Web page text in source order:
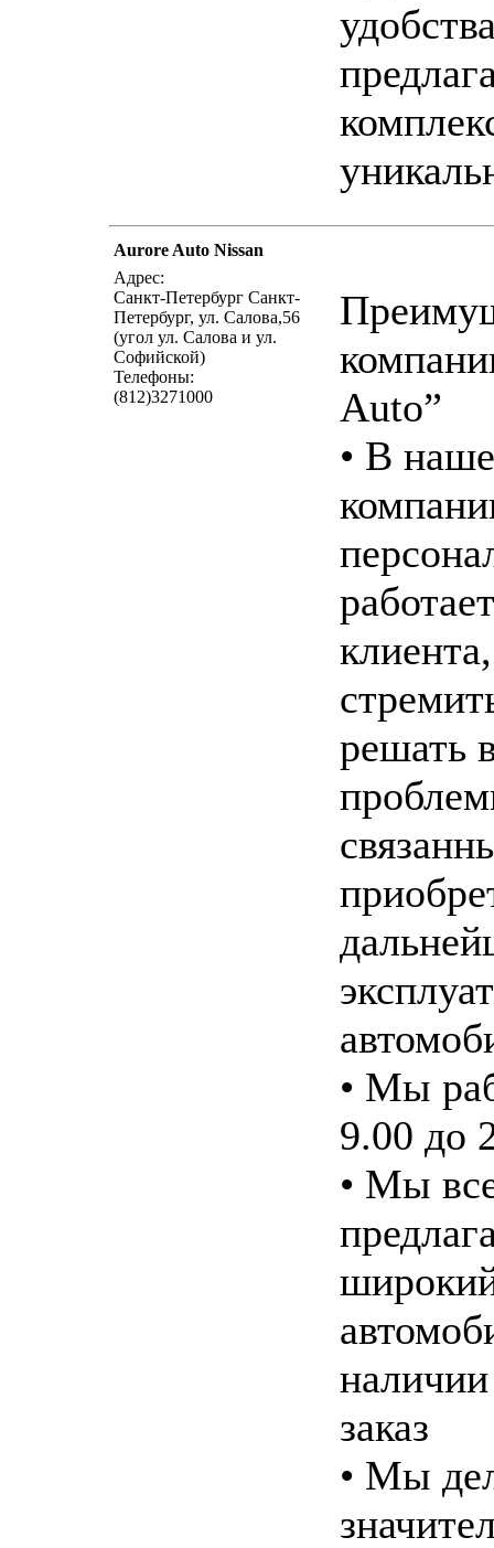
Aurore Auto Nissan
Адрес:
Санкт-Петербург Санкт-
Петербург, ул. Салова,56
(угол ул. Салова и ул.
Софийской)
Телефоны:
(812)3271000
Auto”
• В
решать
• Мы
9.00 до
• Мы
заказ
• Мы